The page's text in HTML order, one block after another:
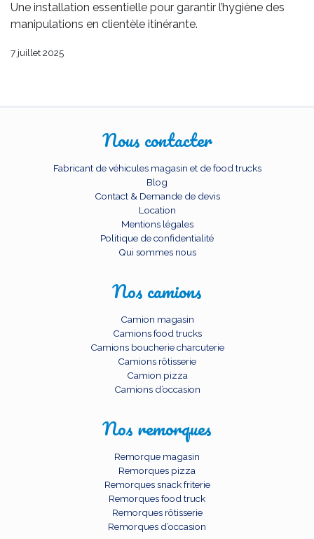
Une installation essentielle pour garantir l’hygiène des
manipulations en clientèle itinérante.
7 juillet 2025
Nous contacter
Fabricant de véhicules magasin et de food trucks
Blog
Contact & Demande de devis
Location
Mentions légales
Politique de confidentialité
Qui sommes nous
Nos camions
Camion magasin
Camions food trucks
Camions boucherie charcuterie
Camions rôtisserie
Camion pizza
Camions d’occasion
Nos remorques
Remorque magasin
Remorques pizza
Remorques snack friterie
Remorques food truck
Remorques rôtisserie
Remorques d’occasion